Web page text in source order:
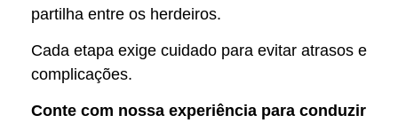
partilha entre os herdeiros.
Cada etapa exige cuidado para evitar atrasos e
complicações.
Conte com nossa experiência para conduzir